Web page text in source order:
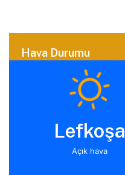
Hava Durumu
Lefkoşa
Açık hava